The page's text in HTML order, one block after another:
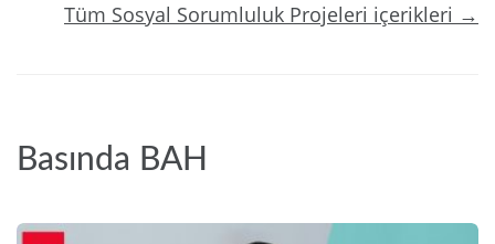
Tüm Sosyal Sorumluluk Projeleri içerikleri →
Basında BAH